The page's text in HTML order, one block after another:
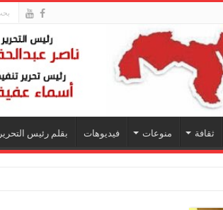
ثقافة منوعات فيديوهات بقلم رئيس التحرير